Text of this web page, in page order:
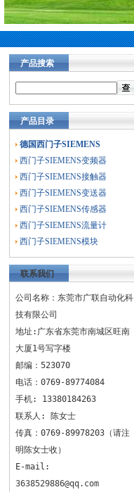
产品搜索
产品目录
德国西门子SIEMENS
西门子SIEMENS变频器
西门子SIEMENS接触器
西门子SIEMENS变送器
西门子SIEMENS传感器
西门子SIEMENS流量计
西门子SIEMENS模块
联系我们
公司名称：东莞市广联自动化科
技有限公司
地址:广东省东莞市南城区旺南
大厦1号写字楼
邮编：523070
电话：0769-89774084
手机: 13380184263
联系人: 陈女士
传真：0769-89978203（请注
明陈女士收）
E-mail:
3638529886@qq.com